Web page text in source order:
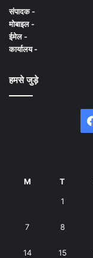
संपादक -
मोबाइल -
ईमेल -
कार्यालय -
हमसे जुड़े
M T
1
7 8
14 15